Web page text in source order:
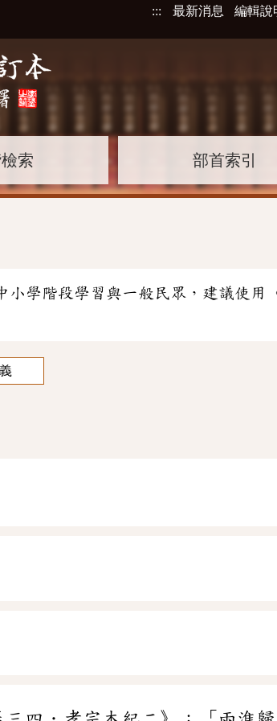
::: 最新消息 編輯說
索 部首索引
小學階段學習與一般民眾，建議使用